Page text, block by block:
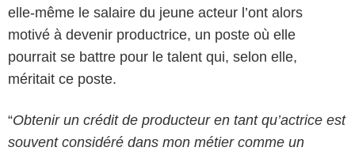
elle-même le salaire du jeune acteur l’ont alors
motivé à devenir productrice, un poste où elle
pourrait se battre pour le talent qui, selon elle,
méritait ce poste.
“Obtenir un crédit de producteur en tant qu’actrice est
souvent considéré dans mon métier comme un